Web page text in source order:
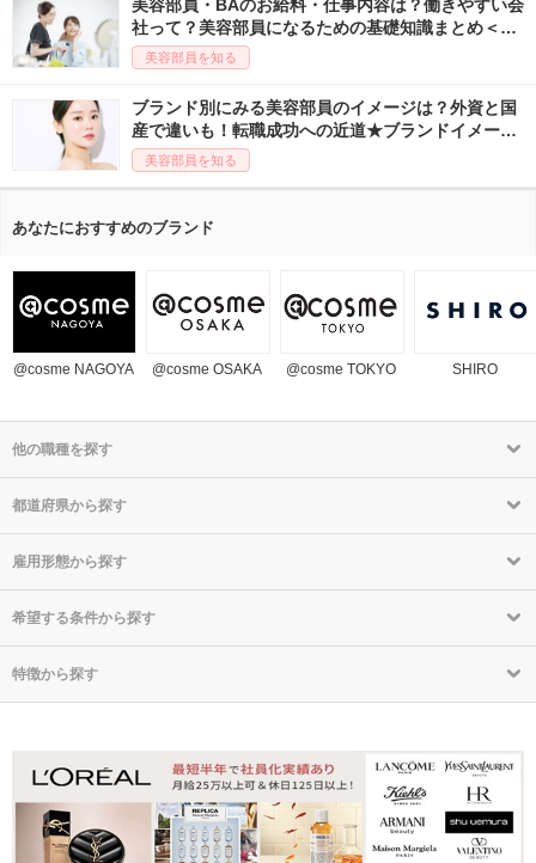
ウンセラーと面談→企業に推薦→職場見学→勤務開始
美容部員・BAのお給料・仕事内容は？働きやすい会
社って？美容部員になるための基礎知識まとめ＜最
新版＞
美容部員を知る
ブランド別にみる美容部員のイメージは？外資と国
産で違いも！転職成功への近道★ブランドイメージ
を解説！
美容部員を知る
あなたにおすすめのブランド
@cosme NAGOYA @cosme OSAKA @cosme TOKYO SHIRO
他の職種を探す
都道府県から探す
雇用形態から探す
希望する条件から探す
特徴から探す